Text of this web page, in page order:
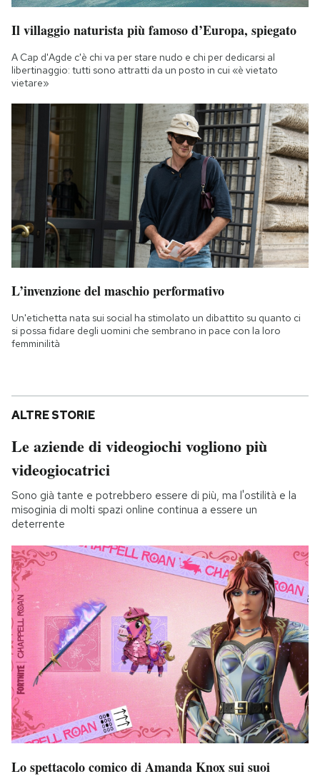
Il villaggio naturista più famoso d’Europa, spiegato
A Cap d'Agde c'è chi va per stare nudo e chi per dedicarsi al
libertinaggio: tutti sono attratti da un posto in cui «è vietato
vietare»
L’invenzione del maschio performativo
Un'etichetta nata sui social ha stimolato un dibattito su quanto ci
si possa fidare degli uomini che sembrano in pace con la loro
femminilità
ALTRE STORIE
Le aziende di videogiochi vogliono più
videogiocatrici
Sono già tante e potrebbero essere di più, ma l'ostilità e la
misoginia di molti spazi online continua a essere un
deterrente
Lo spettacolo comico di Amanda Knox sui suoi